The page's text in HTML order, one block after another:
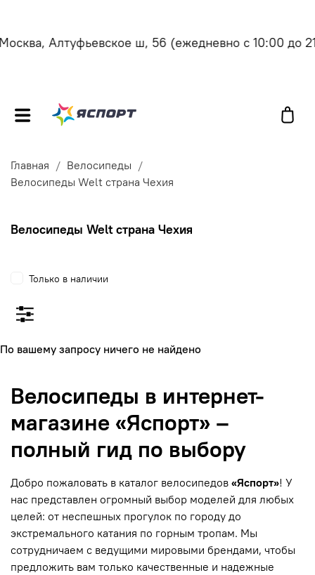
Алтуфьевское ш, 56(ежедневно с 10:00 до
Главная
Велосипеды
Велосипеды Welt страна Чехия
Велосипеды Welt страна Чехия
По вашему запросу ничего не найдено
Велосипеды в интернет-
магазине «Яспорт» –
полный гид по выбору
Добро пожаловать в каталог велосипедов «Яспорт»! У
нас представлен огромный выбор моделей для любых
целей: от неспешных прогулок по городу до
экстремального катания по горным тропам. Мы
сотрудничаем с ведущими мировыми брендами, чтобы
предложить вам только качественные и надежные
Только в наличии